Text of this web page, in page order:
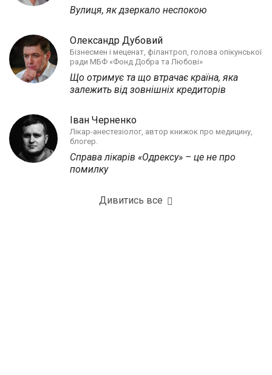
Вулиця, як дзеркало неспокою
Олександр Дубовий
Бізнесмен і меценат, філантроп, голова опікунської
ради МБФ «Фонд Добра та Любові»
Що отримує та що втрачає країна, яка
залежить від зовнішніх кредиторів
Іван Черненко
Лікар-анестезіолог, автор книжок про медицину,
блогер.
Справа лікарів «Одрексу» – це не про
помилку
Дивитись все